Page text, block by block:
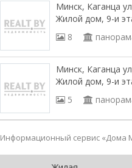
Минск, Каганца
Жилой дом, 9-и
8
Минск, Каганца
Жилой дом, 9-и
5
Информационный сервис «Дома